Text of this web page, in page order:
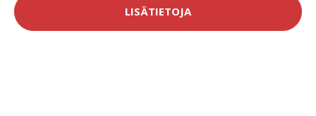
LISÄTIETOJA